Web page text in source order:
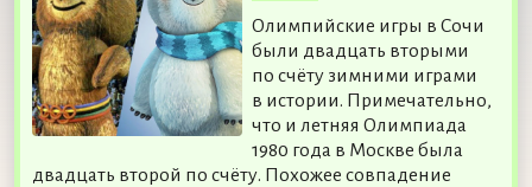
Олимпийские игры в Сочи
были двадцать вторыми
по счёту зимними играми
в истории. Примечательно,
что и летняя Олимпиада
1980 года в Москве была
двадцать второй по счёту. Похожее совпадение